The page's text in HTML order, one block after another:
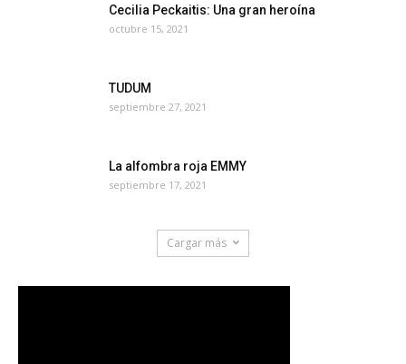
Cecilia Peckaitis: Una gran heroína
octubre 15, 2021
TUDUM
septiembre 27, 2021
La alfombra roja EMMY
septiembre 17, 2021
Cargar más